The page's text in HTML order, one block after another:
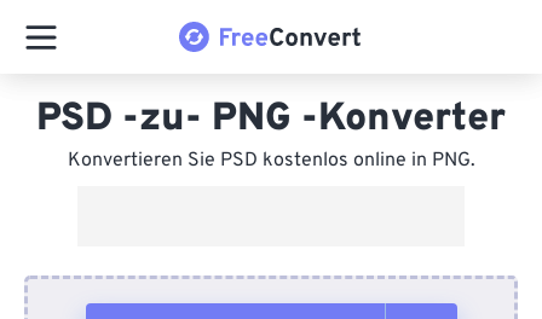
PSD -zu- PNG -Konverter
Konvertieren Sie PSD kostenlos online in PNG.